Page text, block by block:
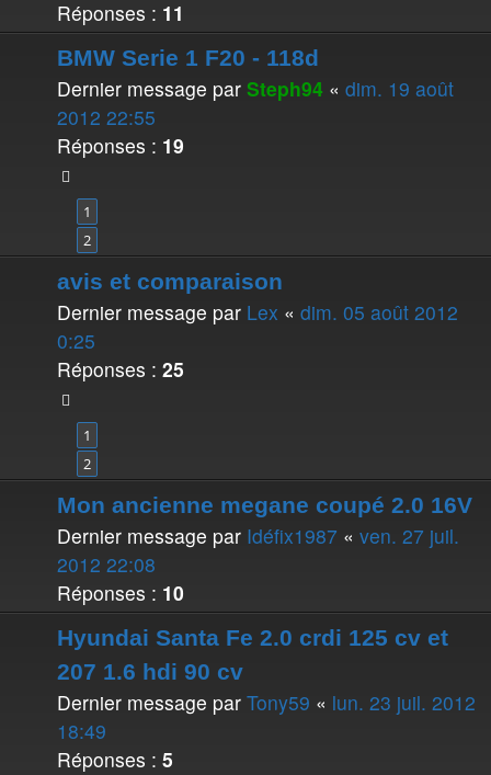
Réponses : 11
BMW Serie 1 F20 - 118d
Dernier message par Steph94 « dim. 19 août
2012 22:55
Réponses : 19
1
2
avis et comparaison
Dernier message par Lex « dim. 05 août 2012
0:25
Réponses : 25
1
2
Mon ancienne megane coupé 2.0 16V
Dernier message par Idéfix1987 « ven. 27 juil.
2012 22:08
Réponses : 10
Hyundai Santa Fe 2.0 crdi 125 cv et
207 1.6 hdi 90 cv
Dernier message par Tony59 « lun. 23 juil. 2012
18:49
Réponses : 5